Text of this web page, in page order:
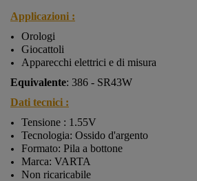
Applicazioni :
Orologi
Giocattoli
Apparecchi elettrici e di misura
Equivalente: 386 - SR43W
Dati tecnici :
Tensione : 1.55V
Tecnologia: Ossido d'argento
Formato: Pila a bottone
Marca: VARTA
Non ricaricabile